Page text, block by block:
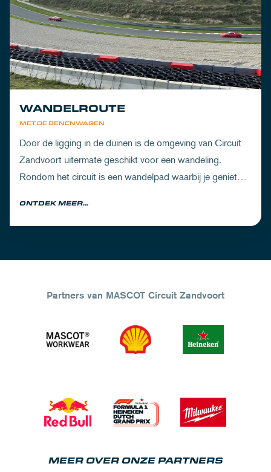
MET DE BENENWAGEN
WANDELROUTE
Door de ligging in de duinen is de omgeving van Circuit
Zandvoort uitermate geschikt voor een wandeling.
Rondom het circuit is een wandelpad waarbij je geniet
ONTDEK MEER...
Partners van MASCOT Circuit Zandvoort
MEER OVER ONZE PARTNERS